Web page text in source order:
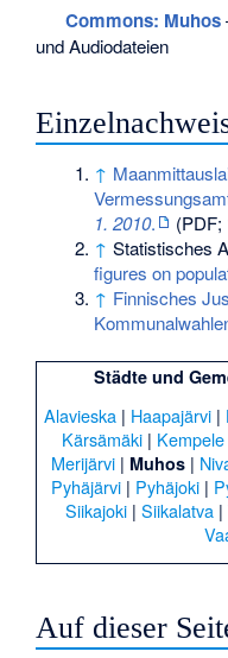
Commons: Muhos
und Audiodateien
↑
1. 2010.
(PDF;
↑ Statistisches
figures on
↑ Finnisches
Städte und
Alavieska | Haapajärvi |
Kärsämäki | Kempele
Merijärvi| Muhos|
Pyhäjärvi | Pyhäjoki |
Siikajoki |Siikalatva |
Auf dieser